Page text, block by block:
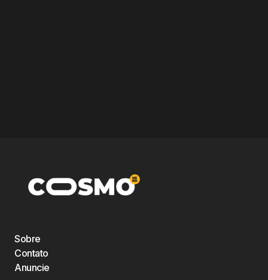
Sobre
Contato
Anuncie